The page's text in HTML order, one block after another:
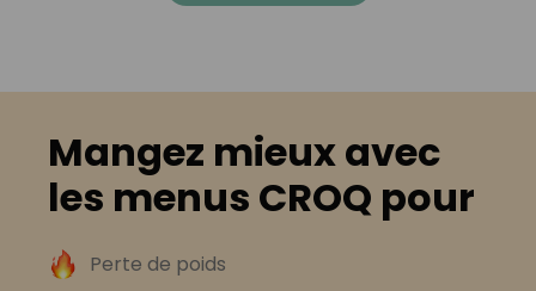
Mangez mieux avec
les menus CROQ pour
Perte de poids